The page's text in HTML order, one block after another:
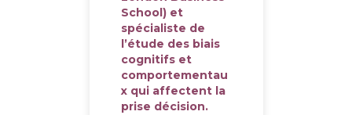
School) et
spécialiste de
l’étude des biais
cognitifs et
comportementau
x qui affectent la
prise décision.